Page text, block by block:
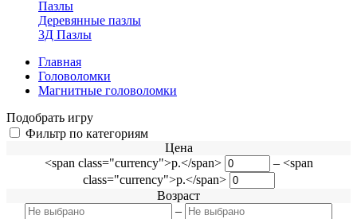
Пазлы
Деревянные пазлы
3Д Пазлы
Главная
Головоломки
Магнитные головоломки
Подобрать игру
Фильтр по категориям
Цена
<span class="currency">р.</span>
– <span
class="currency">р.</span>
Возраст
–